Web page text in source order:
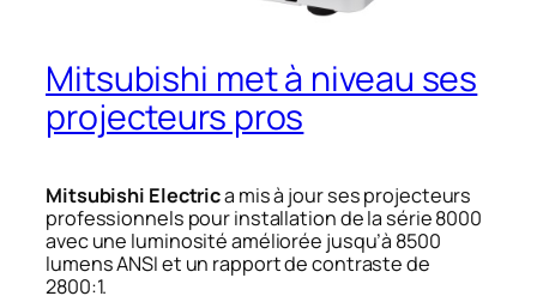
Mitsubishi met à niveau ses
projecteurs pros
Mitsubishi Electrica mis à jour ses projecteurs
professionnels pour installation de la série 8000
avec une luminosité améliorée jusqu’à 8500
lumens ANSI et un rapport de contraste de
2800:1.